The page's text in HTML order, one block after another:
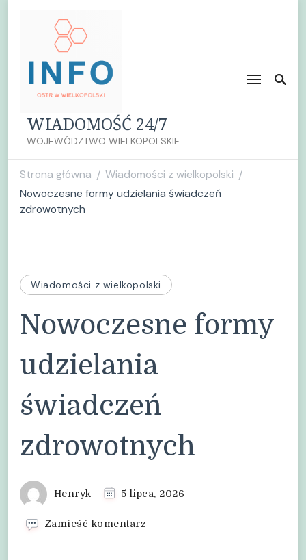
WIADOMOŚĆ 24/7
WOJEWÓDZTWO WIELKOPOLSKIE
Strona główna / Wiadomości z wielkopolski /
Nowoczesne formy udzielania świadczeń
zdrowotnych
Wiadomości z wielkopolski
Nowoczesne formy
udzielania
świadczeń
zdrowotnych
Henryk 5 lipca, 2026
Zamieść komentarz